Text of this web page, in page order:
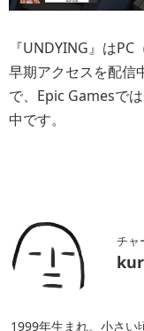
『UNDYING』はPC
早期アクセスを配信
で、Epic Gamesで
中です。
チャ
1999年生まれ。小さい